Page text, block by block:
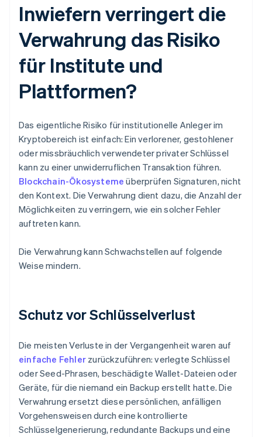
Inwiefern verringert die
Verwahrung das Risiko
für Institute und
Plattformen?
Das eigentliche Risiko für institutionelle Anleger im
Kryptobereich ist einfach: Ein verlorener, gestohlener
oder missbräuchlich verwendeter privater Schlüssel
kann zu einer unwiderruflichen Transaktion führen.
Blockchain-Ökosysteme überprüfen Signaturen, nicht
den Kontext. Die Verwahrung dient dazu, die Anzahl der
Möglichkeiten zu verringern, wie ein solcher Fehler
auftreten kann.
Die Verwahrung kann Schwachstellen auf folgende
Weise mindern.
Schutz vor Schlüsselverlust
Die meisten Verluste in der Vergangenheit waren auf
einfache Fehler zurückzuführen: verlegte Schlüssel
oder Seed-Phrasen, beschädigte Wallet-Dateien oder
Geräte, für die niemand ein Backup erstellt hatte. Die
Verwahrung ersetzt diese persönlichen, anfälligen
Vorgehensweisen durch eine kontrollierte
Schlüsselgenerierung, redundante Backups und eine